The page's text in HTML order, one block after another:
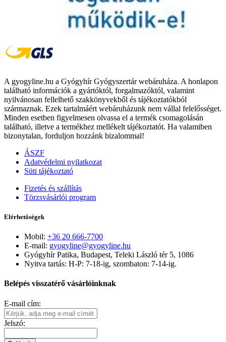
A gyogyline.hu a Gyógyhír Gyógyszertár webáruháza. A honlapon
található információk a gyártóktól, forgalmazóktól, valamint
nyilvánosan fellelhető szakkönyvekből és tájékoztatókból
származnak. Ezek tartalmáért webáruházunk nem vállal felelősséget.
Minden esetben figyelmesen olvassa el a termék csomagolásán
található, illetve a termékhez mellékelt tájékoztatót. Ha valamiben
bizonytalan, forduljon hozzánk bizalommal!
ÁSZF
Adatvédelmi nyilatkozat
Süti tájékoztató
Fizetés és szállítás
Törzsvásárlói program
Elérhetőségek
Mobil: +36 20 666-7700
E-mail: gyogyline@gyogyline.hu
Gyógyhír Patika, Budapest, Teleki László tér 5, 1086
Nyitva tartás: H-P: 7-18-ig, szombaton: 7-14-ig.
Belépés visszatérő vásárlóinknak
E-mail cím:
Jelszó: